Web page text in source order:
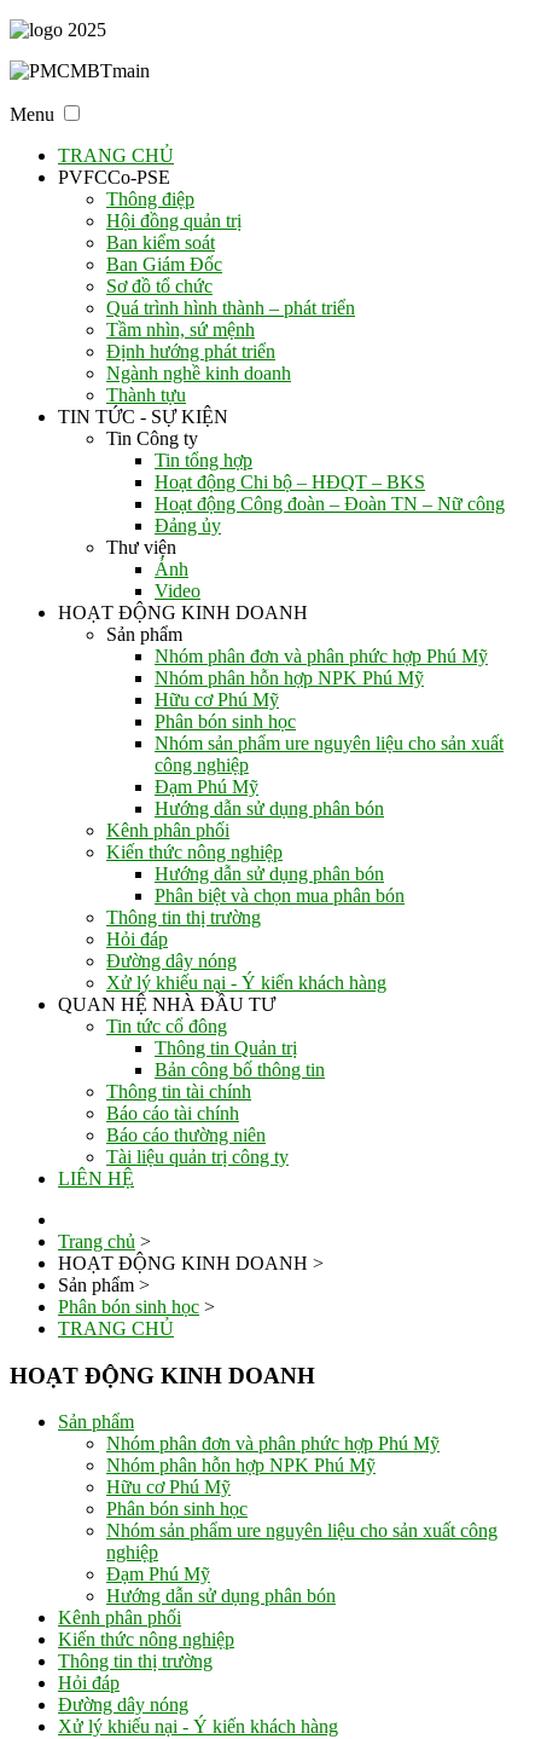
Menu
TRANG CHỦ
PVFCCo-PSE
Thông điệp
Hội đồng quản trị
Ban kiểm soát
Ban Giám Đốc
Sơ đồ tổ chức
Quá trình hình thành – phát triển
Tầm nhìn, sứ mệnh
Định hướng phát triển
Ngành nghề kinh doanh
Thành tựu
TIN TỨC - SỰ KIỆN
Tin Công ty
Tin tổng hợp
Hoạt động Chi bộ – HĐQT – BKS
Hoạt động Công đoàn – Đoàn TN – Nữ công
Đảng ủy
Thư viện
Ảnh
Video
HOẠT ĐỘNG KINH DOANH
Sản phẩm
Nhóm phân đơn và phân phức hợp Phú Mỹ
Nhóm phân hỗn hợp NPK Phú Mỹ
Hữu cơ Phú Mỹ
Phân bón sinh học
Nhóm sản phẩm ure nguyên liệu cho sản xuất
công nghiệp
Đạm Phú Mỹ
Hướng dẫn sử dụng phân bón
Kênh phân phối
Kiến thức nông nghiệp
Hướng dẫn sử dụng phân bón
Phân biệt và chọn mua phân bón
Thông tin thị trường
Hỏi đáp
Đường dây nóng
Xử lý khiếu nại - Ý kiến khách hàng
QUAN HỆ NHÀ ĐẦU TƯ
Tin tức cổ đông
Thông tin Quản trị
Bản công bố thông tin
Thông tin tài chính
Báo cáo tài chính
Báo cáo thường niên
Tài liệu quản trị công ty
LIÊN HỆ
Trang chủ >
HOẠT ĐỘNG KINH DOANH >
Sản phẩm >
Phân bón sinh học >
TRANG CHỦ
HOẠT ĐỘNG KINH DOANH
Sản phẩm
Nhóm phân đơn và phân phức hợp Phú Mỹ
Nhóm phân hỗn hợp NPK Phú Mỹ
Hữu cơ Phú Mỹ
Phân bón sinh học
Nhóm sản phẩm ure nguyên liệu cho sản xuất công
nghiệp
Đạm Phú Mỹ
Hướng dẫn sử dụng phân bón
Kênh phân phối
Kiến thức nông nghiệp
Thông tin thị trường
Hỏi đáp
Đường dây nóng
Xử lý khiếu nại - Ý kiến khách hàng